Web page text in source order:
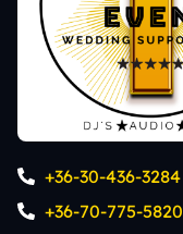
+36-30-436-3284
+36-70-775-5820